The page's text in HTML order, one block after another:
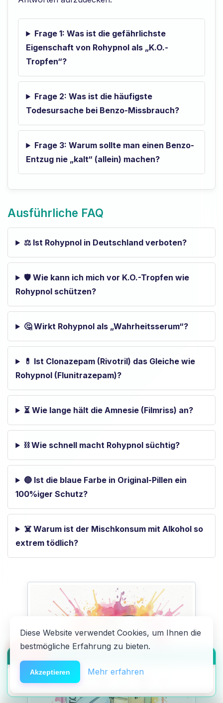
Frage 1: Was ist die gefährlichste
Eigenschaft von Rohypnol als „K.O.-
Tropfen“?
Frage 2: Was ist die häufigste
Todesursache bei Benzo-Missbrauch?
Frage 3: Warum sollte man einen Benzo-
Entzug nie „kalt“ (allein) machen?
Ausführliche FAQ
⚖️ Ist Rohypnol in Deutschland verboten?
🛡️ Wie kann ich mich vor K.O.-Tropfen wie
Rohypnol schützen?
🤔 Wirkt Rohypnol als „Wahrheitsserum“?
💊 Ist Clonazepam (Rivotril) das Gleiche wie
Rohypnol (Flunitrazepam)?
⏳ Wie lange hält die Amnesie (Filmriss) an?
⛓️ Wie schnell macht Rohypnol süchtig?
🔵 Ist die blaue Farbe in Original-Pillen ein
100%iger Schutz?
☠️ Warum ist der Mischkonsum mit Alkohol so
extrem tödlich?
🆘Hilfe
Diese Website verwendet Cookies, um Ihnen die
bestmögliche Erfahrung zu bieten.
Akzeptieren Mehr erfahren